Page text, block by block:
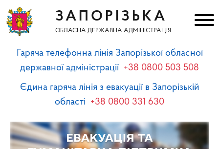
ЗАПОРІЗЬКА
ОБЛАСНА ДЕРЖАВНА АДМІНІСТРАЦІЯ
Гаряча телефонна лінія Запорізької обласної
державної адміністрації +38 0800 503 508
Єдина гаряча лінія з евакуації в Запорізькій
області +38 0800 331 630